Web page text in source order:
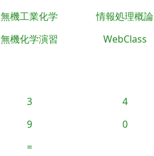
無機工業化学 情報処理概論
無機化学演習 WebClass
3 4
9 0
=